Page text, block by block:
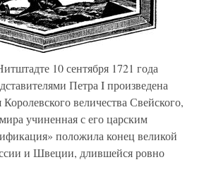
10 сентября 1721 года
Петра I произведена
величества Свейского,
учиненная с его царским
положила конец великой
и Швеции, длившейся ровно